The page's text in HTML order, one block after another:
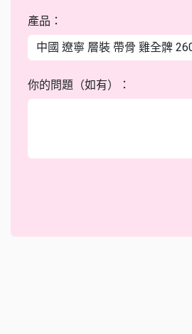
產品：
你的問題（如有）：